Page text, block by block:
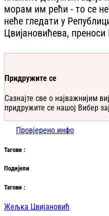
морам им рећи - то се
неће гледати у
Цвијановићева,
Придружите се
Сазнајте све о најважнијим
придружите се нашој Вибер
Провјерено.инфо
Тагови :
Подијели
Тагови :
Жељка Цвијановић